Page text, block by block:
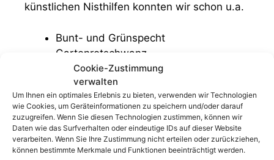
Cookie-Zustimmung
verwalten
Um Ihnen ein optimales Erlebnis zu bieten, verwenden wir Technologien
wie Cookies, um Geräteinformationen zu speichern und/oder darauf
zuzugreifen. Wenn Sie diesen Technologien zustimmen, können wir
Daten wie das Surfverhalten oder eindeutige IDs auf dieser Website
verarbeiten. Wenn Sie Ihre Zustimmung nicht erteilen oder zurückziehen,
können bestimmte Merkmale und Funktionen beeinträchtigt werden.
künstlichen Nisthilfen konnten wir schon u.a.
Bunt- und Grünspecht
Gartenrotschwanz
Kleiber
Trauerschnäpper
Feldsperling
Waldkauz
Waldohreule